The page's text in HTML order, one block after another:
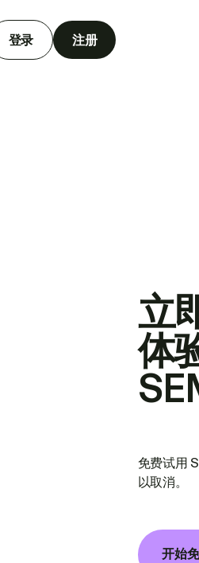
登录 注册
立
体
免费试用
以取消。
开始